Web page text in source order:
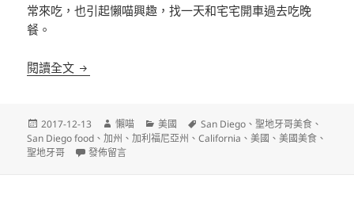
常來吃，也引起懶喵興趣，找一天和宅宅開車過去吃晚
餐。
閱讀全文 [聖地牙哥]Pho Ca Dao Restaurant 當地頗有人氣的
發
佈
日
2017-12-13
作
者
懶喵
分
類
美國
標
籤
San Diego 、聖地牙哥美食 、
San Diego food 、加州 、加利福尼亞州 、California 、美國 、美國美食 、
聖地牙哥
在〈[聖地牙哥]Pho Ca Dao Restaurant 當地頗有人氣的越南料
發佈留言